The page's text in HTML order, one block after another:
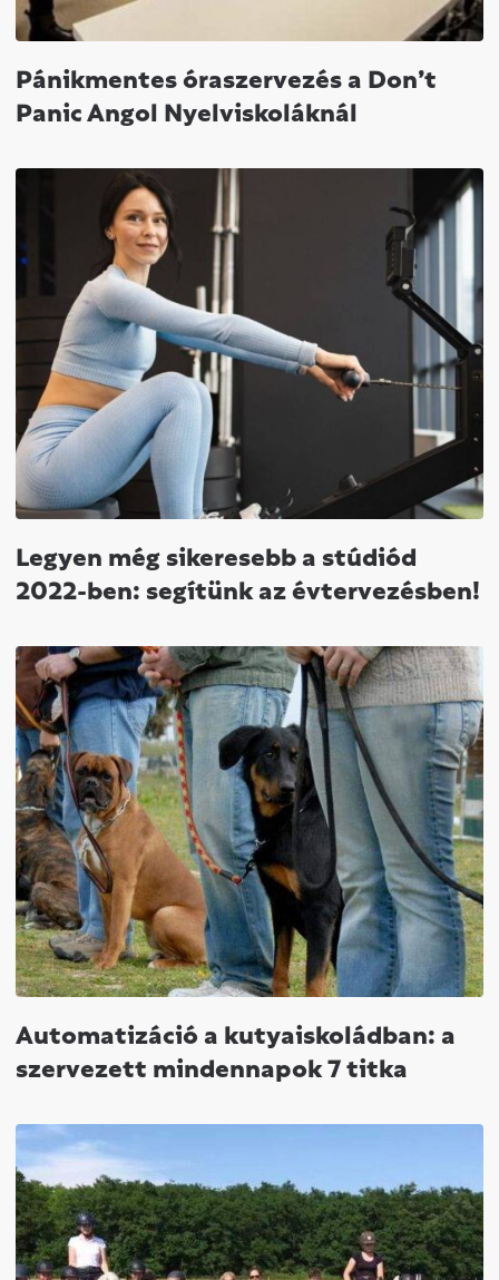
Pánikmentes óraszervezés a Don’t
Panic Angol Nyelviskoláknál
Legyen még sikeresebb a stúdiód
2022-ben: segítünk az évtervezésben!
Automatizáció a kutyaiskoládban: a
szervezett mindennapok 7 titka